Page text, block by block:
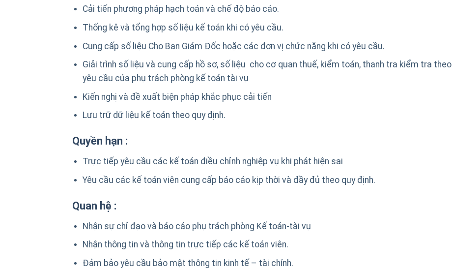
Cải tiến phương pháp hạch toán và chế độ báo cáo.
Thống kê và tổng hợp số liệu kế toán khi có yêu cầu.
Cung cấp số liệu Cho Ban Giám Đốc hoặc các đơn vị chức năng khi có yêu cầu.
Giải trình số liệu và cung cấp hồ sơ, số liệu cho cơ quan thuế, kiểm toán, thanh tra kiểm tra theo
yêu cầu của phụ trách phòng kế toán tài vụ
Kiến nghị và đề xuất biện pháp khắc phục cải tiến
Lưu trữ dữ liệu kế toán theo quy định.
Quyền hạn :
Trực tiếp yêu cầu các kế toán điều chỉnh nghiệp vụ khi phát hiện sai
Yêu cầu các kế toán viên cung cấp báo cáo kịp thời và đầy đủ theo quy định.
Quan hệ :
Nhận sự chỉ đạo và báo cáo phụ trách phòng Kế toán-tài vụ
Nhận thông tin và thông tin trực tiếp các kế toán viên.
Đảm bảo yêu cầu bảo mật thông tin kinh tế – tài chính.